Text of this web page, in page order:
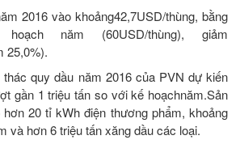
2016 vào khoảng42,7USD/thùng, bằng
hoạch năm (60USD/thùng), giảm
25,0%).
quy dầu năm 2016 của PVN dự kiến
gần 1 triệu tấn so với kế hoạchnăm.Sản
20 tỉ kWh điện thương phẩm, khoảng
và hơn 6 triệu tấn xăng dầu các loại.